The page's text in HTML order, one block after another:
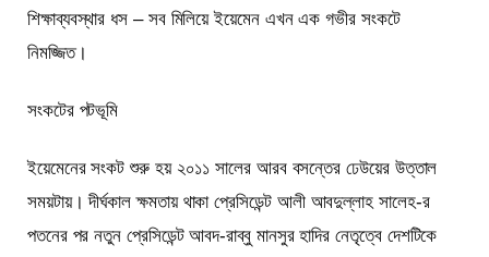
শিক্ষাব্যবস্থার ধস – সব মিলিয়ে ইয়েমেন এখন এক গভীর সংকটে
নিমজ্জিত।
সংকটের পটভূমি
ইয়েমেনের সংকট শুরু হয় ২০১১ সালের আরব বসন্তের ঢেউয়ের উত্তাল
সময়টায়। দীর্ঘকাল ক্ষমতায় থাকা প্রেসিডেন্ট আলী আবদুল্লাহ সালেহ-র
পতনের পর নতুন প্রেসিডেন্ট আবদ-রাব্বু মানসুর হাদির নেতৃত্বে দেশটিকে